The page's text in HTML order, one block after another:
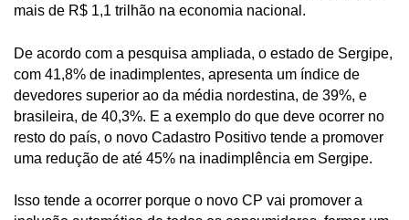
mais de R$ 1,1 trilhão na economia nacional.
De acordo com a pesquisa ampliada, o estado de Sergipe,
com 41,8% de inadimplentes, apresenta um índice de
devedores superior ao da média nordestina, de 39%, e
brasileira, de 40,3%. E a exemplo do que deve ocorrer no
resto do país, o novo Cadastro Positivo tende a promover
uma redução de até 45% na inadimplência em Sergipe.
Isso tende a ocorrer porque o novo CP vai promover a